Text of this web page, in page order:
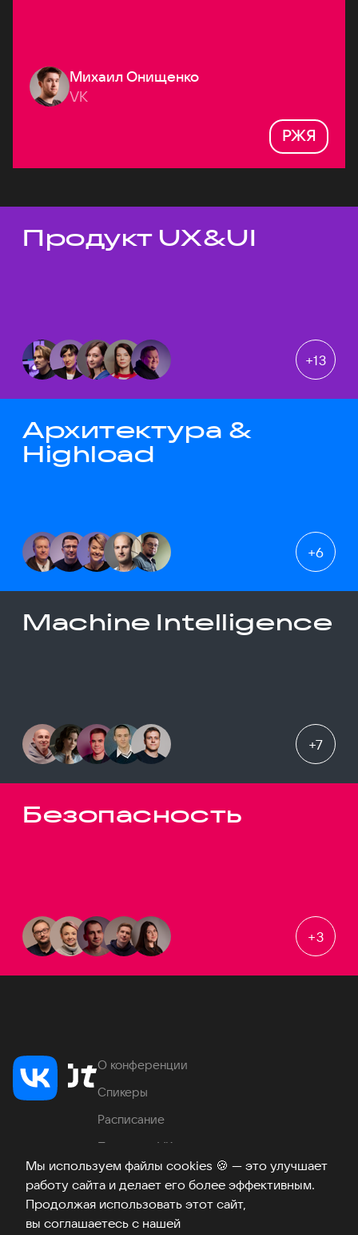
Мы используем файлы cookies 🍪 — это улучшает
работу сайта и делает его более эффективным.
Продолжая использовать этот сайт,
вы соглашаетесь с нашей
Михаил Онищенко
VK
РЖЯ
Темы докладов
Продукт UX&UI
+13
Архитектура &
Highload
+6
Machine Intelligence
+7
Безопасность
+3
О конференции
Спикеры
Расписание
Продукты VK
Место проведения
Часто задаваемые вопросы